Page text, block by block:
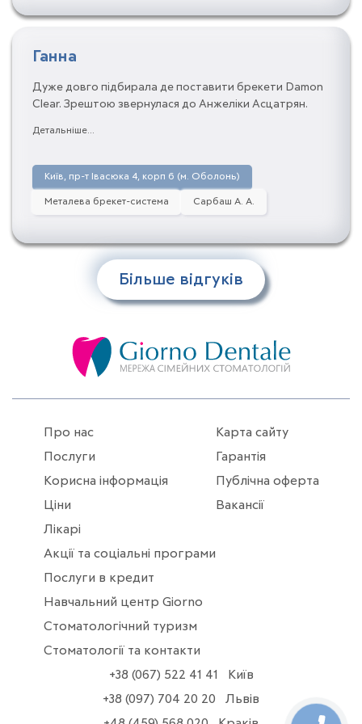
Ганна
Дуже довго підбирала де поставити брекети Damon
Clear. Зрештою звернулася до Анжеліки Асцатрян.
розповіла про те, як за ними треба стежити та
Зараз ношу і чекаю на остаточне вирівнювання зубів
Детальніше...
Київ, пр-т Івасюка 4, корп 6 (м. Оболонь)
Металева брекет-система Сарбаш А. А.
Більше відгуків
Про нас
Послуги
Корисна інформація
Ціни
Лікарі
Акції та соціальні програми
Послуги в кредит
Навчальний центр Giorno
Стоматологічний туризм
Стоматології та контакти
Карта сайту
Гарантія
Публічна оферта
Вакансії
+38 (067) 522 41 41
Київ
+38 (097) 704 20 20
Львів